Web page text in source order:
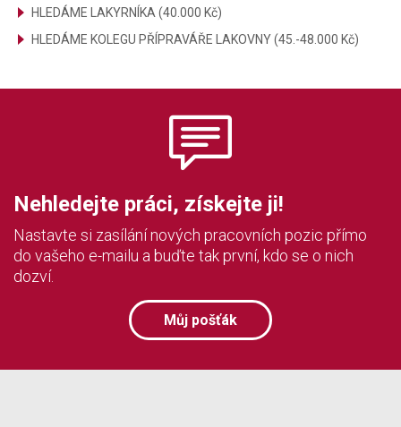
HLEDÁME LAKYRNÍKA (40.000 Kč)
HLEDÁME KOLEGU PŘÍPRAVÁŘE LAKOVNY (45.-48.000 Kč)
Nehledejte práci, získejte ji!
Nastavte si zasílání nových pracovních pozic přímo
do vašeho e-mailu a buďte tak první, kdo se o nich
dozví.
Můj pošťák